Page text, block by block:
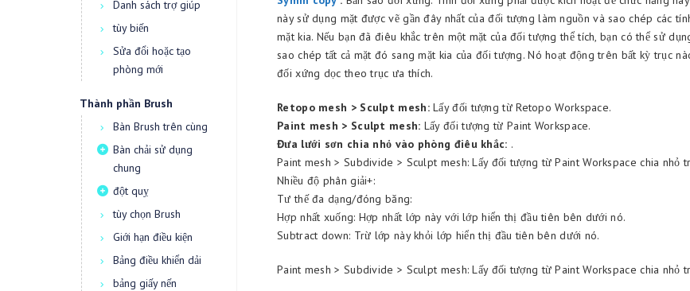
Danh sách trợ giúp
tùy biến
Sửa đổi hoặc tạo
phòng mới
Thành phần Brush
Bàn Brush trên cùng
Bàn chải sử dụng
chung
đột quỵ
tùy chọn Brush
Giới hạn điều kiện
Bảng điều khiển dải
bảng giấy nến
này sử dụng mặt được vẽ gần đây nhất của đối tượng làm nguồn và sao chép các
mặt kia. Nếu bạn đã điêu khắc trên một mặt của đối tượng thể tích, bạn có thể sử
sao chép tất cả mặt đó sang mặt kia của đối tượng. Nó hoạt động trên bất kỳ trục
đối xứng dọc theo trục ưa thích.
Retopo mesh > Sculpt mesh:Lấy đối tượng từ Retopo Workspace.
Paint mesh > Sculpt mesh: Lấy đối tượng từ Paint Workspace.
Đưa lưới sơn chia nhỏ vào phòng điêu khắc: .
Paint mesh > Subdivide > Sculpt mesh: Lấy đối tượng từ Paint Workspace chia nhỏ
Nhiều độ phân giải+:
Tư thế đa dạng/đóng băng:
Hợp nhất xuống: Hợp nhất lớp này với lớp hiển thị đầu tiên bên dưới nó.
Subtract down: Trừ lớp này khỏi lớp hiển thị đầu tiên bên dưới nó.
Paint mesh > Subdivide > Sculpt mesh: Lấy đối tượng từ Paint Workspace chia nhỏ